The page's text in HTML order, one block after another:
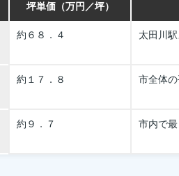
坪単価（万円／坪）
約６８．４ 太田川
約１７．８ 市全体
約９．７ 市内で